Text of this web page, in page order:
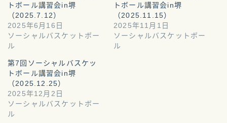
トボール講習会in堺
（2025.7.12）
2025年6月16日
ソーシャルバスケットボー
ル
トボール講習会in堺
（2025.11.15）
2025年11月1日
ソーシャルバスケットボー
ル
第7回ソーシャルバスケッ
トボール講習会in堺
（2025.12.25）
2025年12月2日
ソーシャルバスケットボー
ル